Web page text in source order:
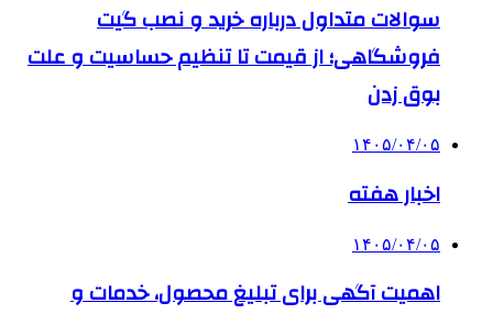
سوالات متداول درباره خرید و نصب گیت
فروشگاهی؛ از قیمت تا تنظیم حساسیت و علت
بوق زدن
۱۴۰۵/۰۴/۰۵
اخبار هفته
۱۴۰۵/۰۴/۰۵
اهمیت آگهی برای تبلیغ محصول، خدمات و